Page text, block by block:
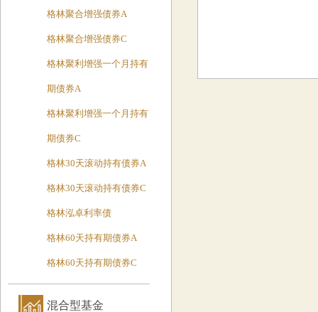
格林聚合增强债券A
格林聚合增强债券C
格林聚利增强一个月持有
期债券A
格林聚利增强一个月持有
期债券C
格林30天滚动持有债券A
格林30天滚动持有债券C
格林泓卓利率债
格林60天持有期债券A
格林60天持有期债券C
混合型基金